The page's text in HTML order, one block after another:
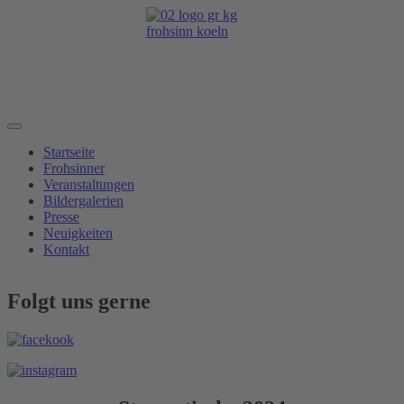
Startseite
Frohsinner
Veranstaltungen
Bildergalerien
Presse
Neuigkeiten
Kontakt
Folgt uns gerne